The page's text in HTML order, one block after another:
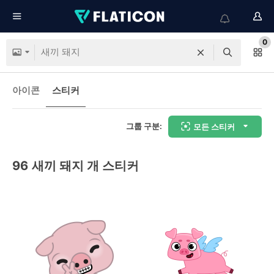
0
아이콘 스티커
그룹 구분: 모든 스티커
96 새끼 돼지 개 스티커